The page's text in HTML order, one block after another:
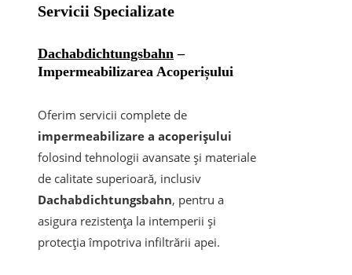
Servicii Specializate
Dachabdichtungsbahn –
Impermeabilizarea Acoperișului
Oferim servicii complete de
impermeabilizare a acoperișului
folosind tehnologii avansate și materiale
de calitate superioară, inclusiv
Dachabdichtungsbahn, pentru a
asigura rezistența la intemperii și
protecția împotriva infiltrării apei.